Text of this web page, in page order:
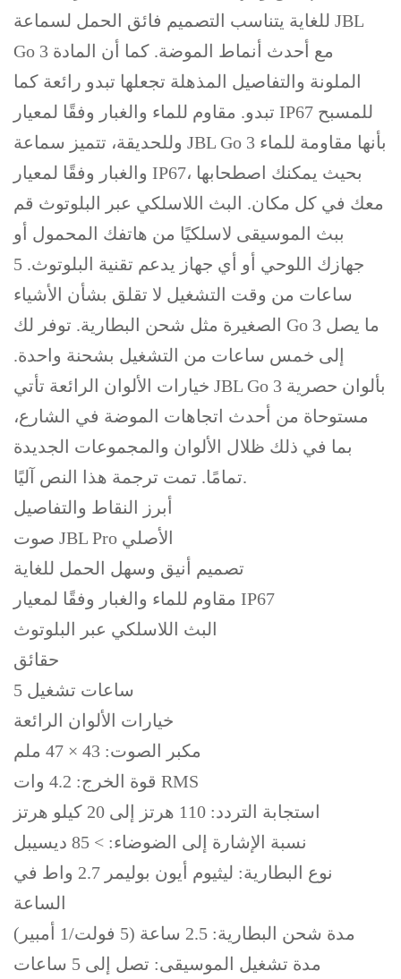
للغاية يتناسب التصميم فائق الحمل لسماعة JBL
Go 3 مع أحدث أنماط الموضة. كما أن المادة
الملونة والتفاصيل المذهلة تجعلها تبدو رائعة كما
تبدو. مقاوم للماء والغبار وفقًا لمعيار IP67 للمسبح
وللحديقة، تتميز سماعة JBL Go 3 بأنها مقاومة للماء
والغبار وفقًا لمعيار IP67، بحيث يمكنك اصطحابها
معك في كل مكان. البث اللاسلكي عبر البلوتوث قم
ببث الموسيقى لاسلكيًا من هاتفك المحمول أو
جهازك اللوحي أو أي جهاز يدعم تقنية البلوتوث. 5
ساعات من وقت التشغيل لا تقلق بشأن الأشياء
الصغيرة مثل شحن البطارية. توفر لك Go 3 ما يصل
إلى خمس ساعات من التشغيل بشحنة واحدة.
خيارات الألوان الرائعة تأتي JBL Go 3 بألوان حصرية
مستوحاة من أحدث اتجاهات الموضة في الشارع،
بما في ذلك ظلال الألوان والمجموعات الجديدة
تمامًا. تمت ترجمة هذا النص آليًا.
أبرز النقاط والتفاصيل
صوت JBL Pro الأصلي
تصميم أنيق وسهل الحمل للغاية
مقاوم للماء والغبار وفقًا لمعيار IP67
البث اللاسلكي عبر البلوتوث
حقائق
5 ساعات تشغيل
خيارات الألوان الرائعة
مكبر الصوت: 43 × 47 ملم
قوة الخرج: 4.2 وات RMS
استجابة التردد: 110 هرتز إلى 20 كيلو هرتز
نسبة الإشارة إلى الضوضاء: > 85 ديسيبل
نوع البطارية: ليثيوم أيون بوليمر 2.7 واط في
الساعة
مدة شحن البطارية: 2.5 ساعة (5 فولت/1 أمبير)
مدة تشغيل الموسيقى: تصل إلى 5 ساعات